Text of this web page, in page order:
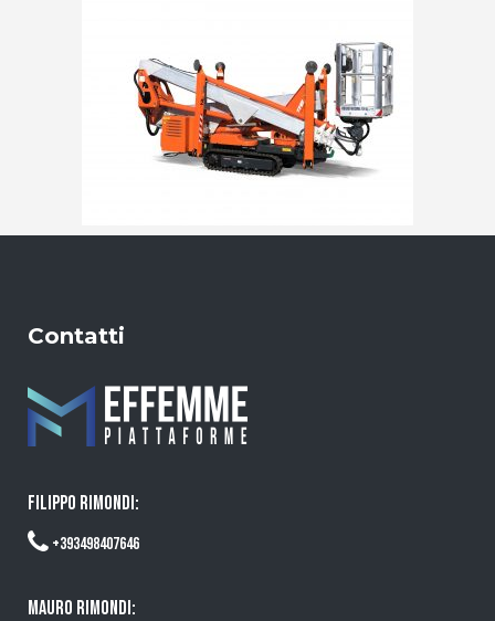
Contatti
FILIPPO RIMONDI:
+393498407646
MAURO RIMONDI: